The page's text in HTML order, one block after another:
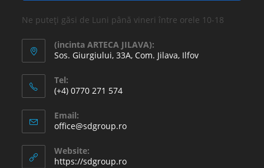
Ne puteți găsi de Luni până vineri între orele 10-18
(incinta ARTECA JILAVA):
Sos. Giurgiului, 33A, Com. Jilava, Ilfov
Tel:
(+4) 0770 271 574
Email:
office@sdgroup.ro
Website:
https://sdgroup.ro